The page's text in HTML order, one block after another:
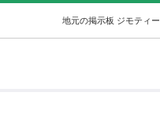
地元の掲示板 ジモティー